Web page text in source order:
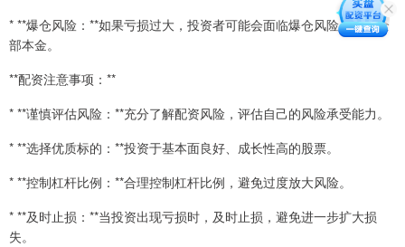
* **爆仓风险：**如果亏损过大，投资者可能会面临爆仓风险，损失全
部本金。
**配资注意事项：**
* **谨慎评估风险：**充分了解配资风险，评估自己的风险承受能力。
* **选择优质标的：**投资于基本面良好、成长性高的股票。
* **控制杠杆比例：**合理控制杠杆比例，避免过度放大风险。
* **及时止损：**当投资出现亏损时，及时止损，避免进一步扩大损
失。